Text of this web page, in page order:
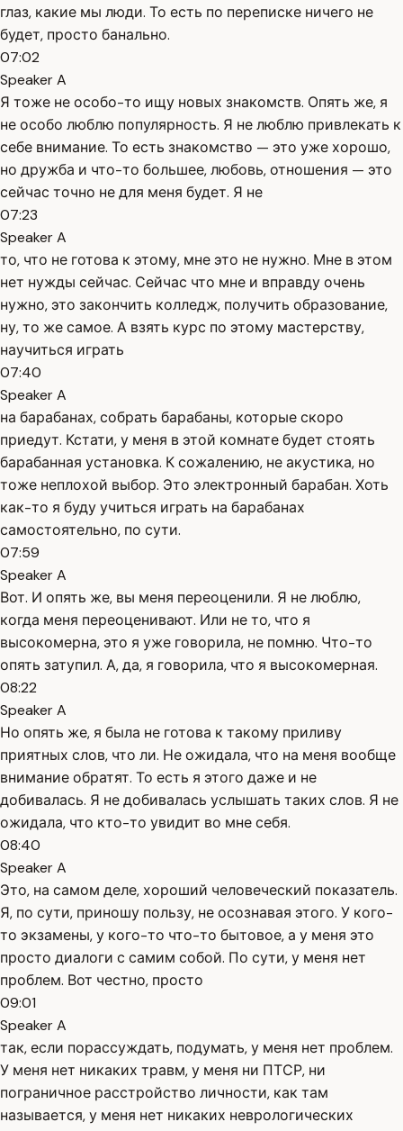
глаз, какие мы люди. То есть по переписке ничего не
будет, просто банально.
07:02
Speaker A
Я тоже не особо-то ищу новых знакомств. Опять же, я
не особо люблю популярность. Я не люблю привлекать к
себе внимание. То есть знакомство — это уже хорошо,
но дружба и что-то большее, любовь, отношения — это
сейчас точно не для меня будет. Я не
07:23
Speaker A
то, что не готова к этому, мне это не нужно. Мне в этом
нет нужды сейчас. Сейчас что мне и вправду очень
нужно, это закончить колледж, получить образование,
ну, то же самое. А взять курс по этому мастерству,
научиться играть
07:40
Speaker A
на барабанах, собрать барабаны, которые скоро
приедут. Кстати, у меня в этой комнате будет стоять
барабанная установка. К сожалению, не акустика, но
тоже неплохой выбор. Это электронный барабан. Хоть
как-то я буду учиться играть на барабанах
самостоятельно, по сути.
07:59
Speaker A
Вот. И опять же, вы меня переоценили. Я не люблю,
когда меня переоценивают. Или не то, что я
высокомерна, это я уже говорила, не помню. Что-то
опять затупил. А, да, я говорила, что я высокомерная.
08:22
Speaker A
Но опять же, я была не готова к такому приливу
приятных слов, что ли. Не ожидала, что на меня вообще
внимание обратят. То есть я этого даже и не
добивалась. Я не добивалась услышать таких слов. Я не
ожидала, что кто-то увидит во мне себя.
08:40
Speaker A
Это, на самом деле, хороший человеческий показатель.
Я, по сути, приношу пользу, не осознавая этого. У кого-
то экзамены, у кого-то что-то бытовое, а у меня это
просто диалоги с самим собой. По сути, у меня нет
проблем. Вот честно, просто
09:01
Speaker A
так, если порассуждать, подумать, у меня нет проблем.
У меня нет никаких травм, у меня ни ПТСР, ни
пограничное расстройство личности, как там
называется, у меня нет никаких неврологических